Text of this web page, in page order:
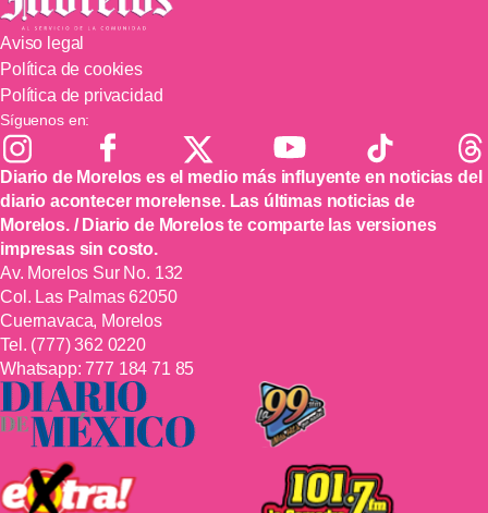
Aviso legal
Política de cookies
Política de privacidad
Síguenos en:
Diario de Morelos es el medio más influyente en noticias del
diario acontecer morelense. Las últimas noticias de
Morelos. / Diario de Morelos te comparte las versiones
impresas sin costo.
Av. Morelos Sur No. 132
Col. Las Palmas 62050
Cuernavaca, Morelos
Tel. (777) 362 0220
Whatsapp:777 184 71 85